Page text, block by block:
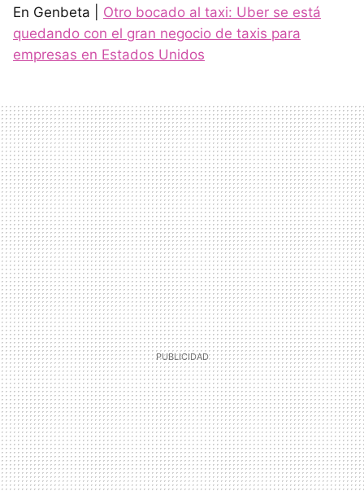
En Genbeta | Otro bocado al taxi: Uber se está
quedando con el gran negocio de taxis para
empresas en Estados Unidos